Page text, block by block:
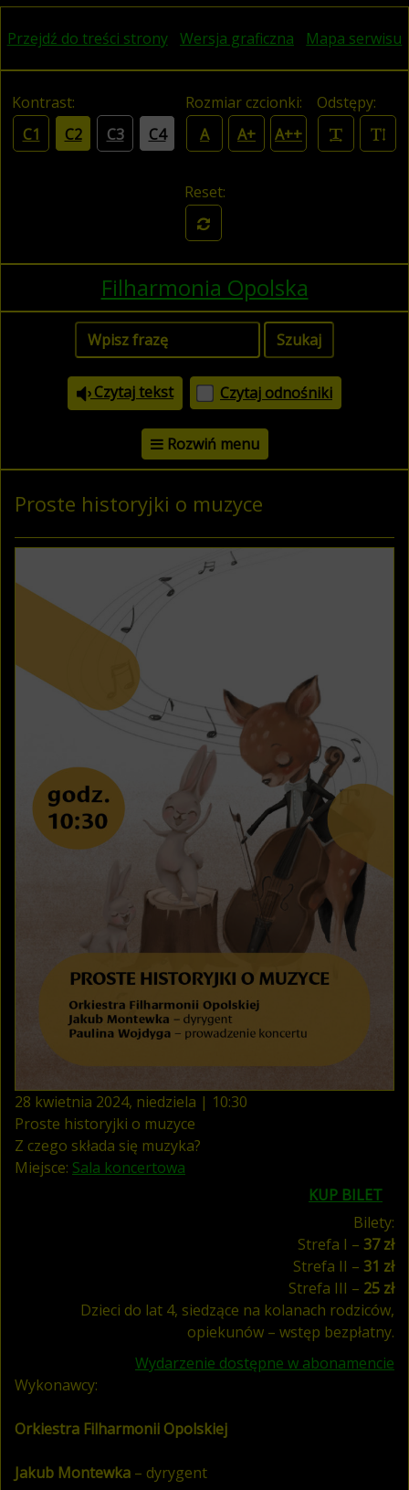
Przejdź do treści strony Wersja graficzna Mapa serwisu
Kontrast:
C1
C2 C3 C4
Rozmiar czcionki:
A
A+ A++
Odstępy:
Reset:
Filharmonia Opolska
Czytaj tekst Czytaj odnośniki
Rozwiń menu
Proste historyjki o muzyce
28 kwietnia 2024, niedziela | 10:30
Proste historyjki o muzyce
Z czego składa się muzyka?
Miejsce: Sala koncertowa
KUP BILET
Bilety:
Strefa I – 37 zł
Strefa II – 31 zł
Strefa III – 25 zł
Dzieci do lat 4, siedzące na kolanach rodziców,
opiekunów – wstęp bezpłatny.
Wydarzenie dostępne w abonamencie
Wykonawcy:
Orkiestra Filharmonii Opolskiej
Jakub Montewka – dyrygent